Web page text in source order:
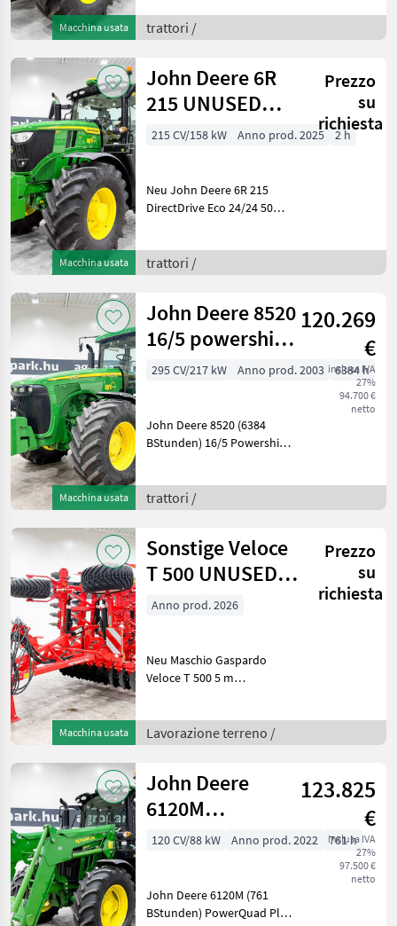
Macchina usata
SF7500 AutoTrac,
Luftbremsen, iTEC, breite
JD
trattori /
Macchina usata
John Deere 6R
215 UNUSED
DirectDrive Eco
tran
Prezzo
su
richiesta
215 CV/158 kW Anno prod. 2025 2 h
Neu John Deere 6R 215
DirectDrive Eco 24/24 50
SF7500 AutoTrac,
Druckluftbremse, G5 Plus,
trattori /
Macchina usata
John Deere 8520
16/5 powershift,
ILS, 4 rear SCVs,
120.269
€
inclusa IVA
27%
94.700 €
netto
295 CV/217 kW Anno prod. 2003 6384 h
John Deere 8520 (6384
BStunden) 16/5 Powershift-
doppeltwirkende
Steuergeräte,
Leistungsmonitor, Radarse
trattori /
Macchina usata
Sonstige Veloce
T 500 UNUSED
5m folding-
dis
Prezzo
su
richiesta
Anno prod. 2026
Neu Maschio Gaspardo
Veloce T 500 5 m
Klapprahmen, mit 520
Scheibenblättern,
Tiefenverstellung, doppelte
U-Profil-Walze
Lavorazione terreno /
John Deere
6120M
PowrQuad Plus
transmission,
TLS, cab
123.825
€
inclusa IVA
27%
97.500 €
netto
120 CV/88 kW Anno prod. 2022 761 h
John Deere 6120M (761
BStunden) PowerQuad Plus